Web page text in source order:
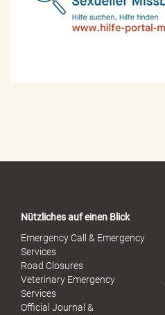
o
S
Nützliches auf einen Blick
Emergency Call & Emergency
Services
Road Closures
Veterinary Emergency
Services
Official Journal &